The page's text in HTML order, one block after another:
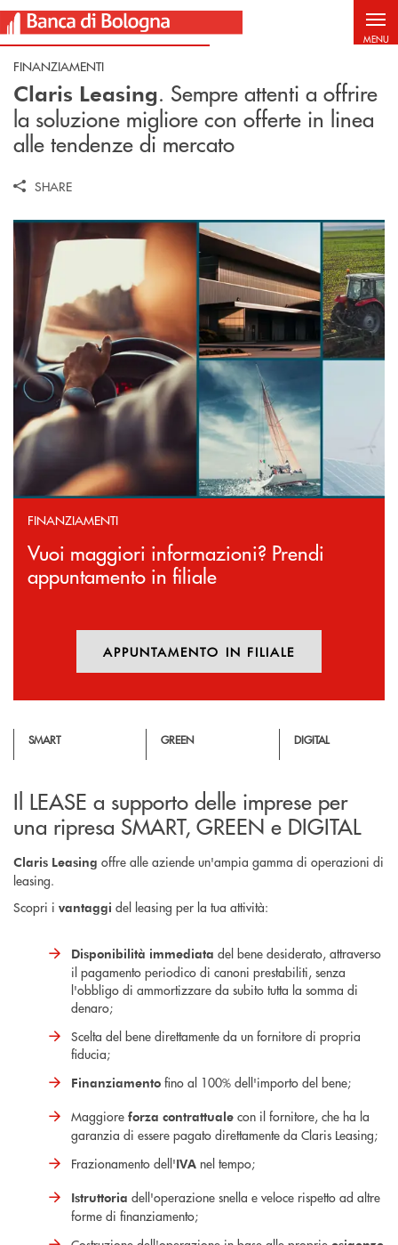
Salta al contenuto principale
MENU
FINANZIAMENTI
Claris Leasing. Sempre attenti a offrire
la soluzione migliore con offerte in linea
alle tendenze di mercato
SHARE
FINANZIAMENTI
Vuoi maggiori informazioni? Prendi
appuntamento in filiale
APPUNTAMENTO IN FILIALE
SMART GREEN DIGITAL
Il LEASE a supporto delle imprese per
una ripresa SMART, GREEN e DIGITAL
Claris Leasing offre alle aziende un'ampia gamma di operazioni di
leasing.
Scopri i vantaggi del leasing per la tua attività:
Disponibilità immediata del bene desiderato, attraverso
il pagamento periodico di canoni prestabiliti, senza
l'obbligo di ammortizzare da subito tutta la somma di
denaro;
Scelta del bene direttamente da un fornitore di propria
fiducia;
Finanziamento fino al 100% dell'importo del bene;
Maggiore forza contrattuale con il fornitore, che ha la
garanzia di essere pagato direttamente da Claris Leasing;
Frazionamento dell'IVA nel tempo;
Istruttoria dell'operazione snella e veloce rispetto ad altre
forme di finanziamento;